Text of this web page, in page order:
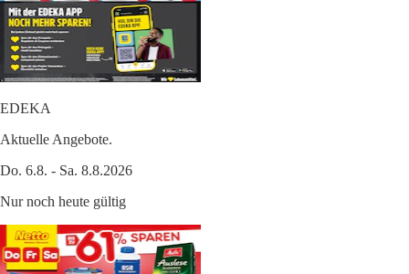
EDEKA
Aktuelle Angebote.
Do. 6.8. - Sa. 8.8.2026
Nur noch heute gültig